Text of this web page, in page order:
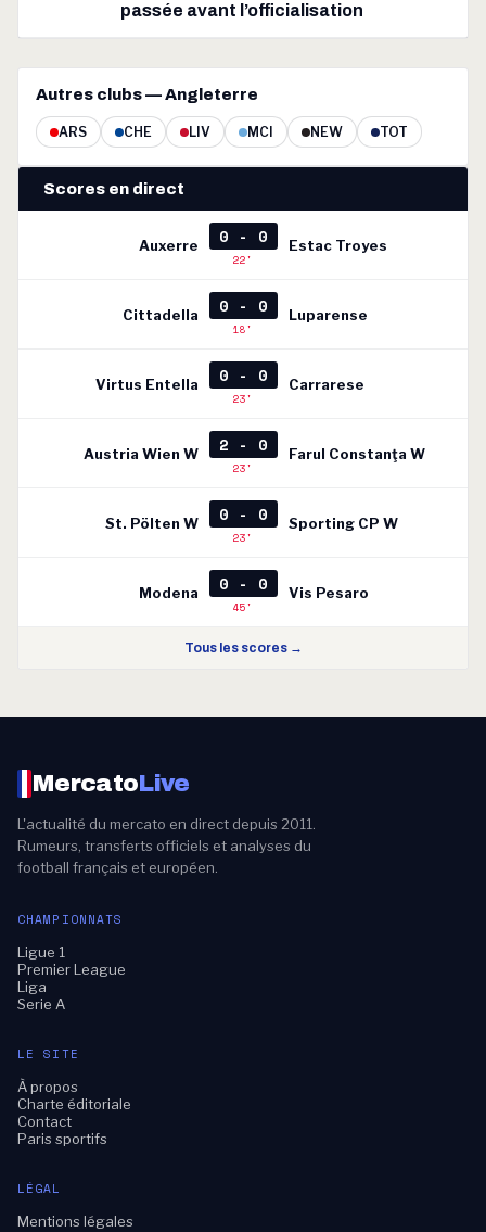
passée avant l’officialisation
Autres clubs — Angleterre
ARS CHE LIV MCI NEW TOT
Scores en direct
Auxerre 0 - 0
22'
Estac Troyes
Cittadella 0 - 0
18'
Luparense
Virtus Entella 0 - 0
23'
Carrarese
Austria Wien W 2 - 0
23'
Farul Constanţa W
St. Pölten W 0 - 0
23'
Sporting CP W
Modena 0 - 0
45'
Vis Pesaro
Tous les scores →
MercatoLive
L'actualité du mercato en direct depuis 2011.
Rumeurs, transferts officiels et analyses du
football français et européen.
CHAMPIONNATS
Ligue 1
Premier League
Liga
Serie A
LE SITE
À propos
Charte éditoriale
Contact
Paris sportifs
LÉGAL
Mentions légales